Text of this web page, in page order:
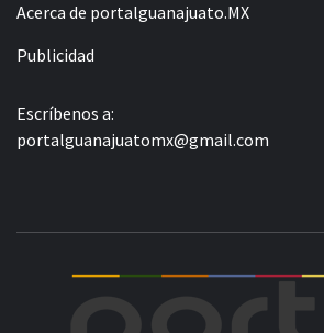
Acerca de portalguanajuato.MX
Publicidad
Escríbenos a:
portalguanajuatomx@gmail.com